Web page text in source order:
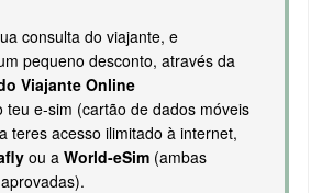
consulta do viajante, e
pequeno desconto, através da
Viajante Online
teu e-sim (cartão de dados móveis
teres acesso ilimitado à internet,
ou a World-eSim(ambas